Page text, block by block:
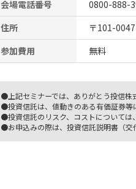
会場電話番号
0800-888-
住所
〒101-
参加費用
無料
●上記セミナーでは、ありがとう投信株
●投資信託は、値動きのある有価証券等
●投資信託のリスク、コストについては
●お申込みの際は、投資信託説明書（交